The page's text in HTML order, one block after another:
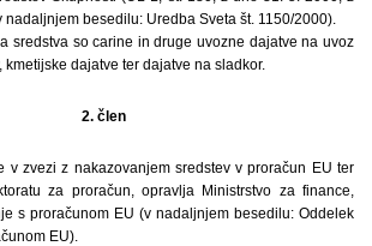
besedilu: Uredba Sveta št. 1150/2000).
sredstva so carine in druge uvozne dajatve na uvoz
dajatve ter dajatve na sladkor.
2. člen
v zvezi z nakazovanjem sredstev v proračun EU ter
za proračun, opravlja Ministrstvo za finance,
s proračunom EU (v nadaljnjem besedilu: Oddelek
EU).